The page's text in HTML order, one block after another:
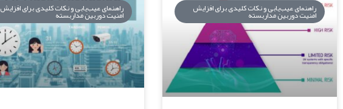
راهنمای عیب‌یابی و نکات کلیدی برای افزایش
امنیت دوربین مداربسته راهنمای عیب‌یابی و نکات کلیدی برای افزایش
امنیت دوربین مداربسته